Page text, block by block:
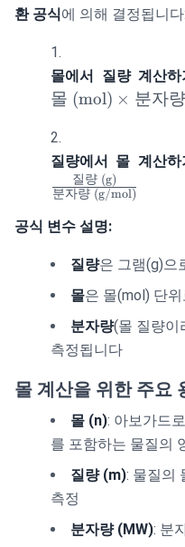
환 공식에 의해 결정됩니다:
몰에서 질량 계산
몰 (mol) × 분자량
질량에서 몰 계산
분자량 (g/mol)
질량 (g)
공식 변수 설명:
질량은 그램(g)으
몰은 몰(mol) 단
분자량(몰 질량이
측정됩니다
몰 계산을 위한 주요
몰 (n): 아보가드
를 포함하는 물질의
질량 (m): 물질의
측정
분자량 (MW): 분